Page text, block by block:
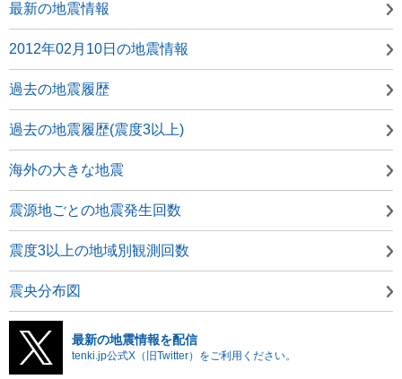
最新の地震情報
2012年02月10日の地震情報
過去の地震履歴
過去の地震履歴(震度3以上)
海外の大きな地震
震源地ごとの地震発生回数
震度3以上の地域別観測回数
震央分布図
最新の地震情報を配信
tenki.jp公式X（旧Twitter）をご利用ください。